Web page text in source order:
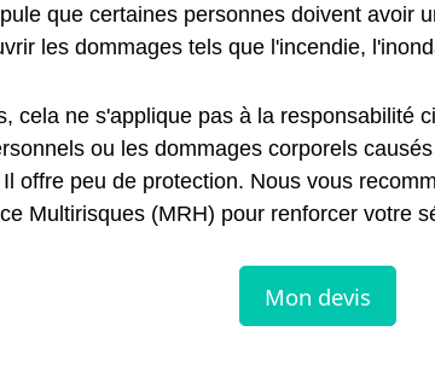
que certaines personnes doivent avoir
les dommages tels que l'incendie,
cela ne s'applique pas à la responsabilité
ou les dommages corporels
offre peu de protection. Nous vous
Multirisques (MRH) pour renforcer votre